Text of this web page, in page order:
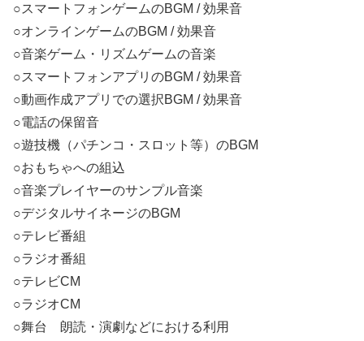
○スマートフォンゲームのBGM / 効果音
○オンラインゲームのBGM / 効果音
○音楽ゲーム・リズムゲームの音楽
○スマートフォンアプリのBGM / 効果音
○動画作成アプリでの選択BGM / 効果音
○電話の保留音
○遊技機（パチンコ・スロット等）のBGM
○おもちゃへの組込
○音楽プレイヤーのサンプル音楽
○デジタルサイネージのBGM
○テレビ番組
○ラジオ番組
○テレビCM
○ラジオCM
○舞台 朗読・演劇などにおける利用